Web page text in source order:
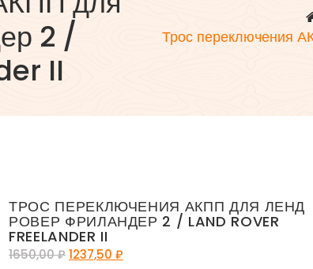
2 /
II
Трос переключения
ТРОС ПЕРЕКЛЮЧЕНИЯ АКПП ДЛЯ ЛЕНД
РОВЕР ФРИЛАНДЕР 2 / LAND ROVER
FREELANDER II
1650,00₽1237,50 ₽